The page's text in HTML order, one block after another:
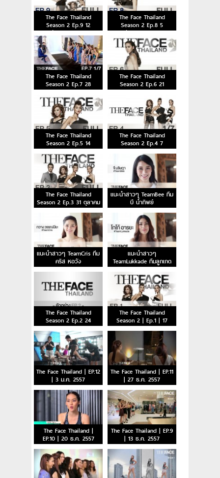
The Face Thailand
Season 2 Ep.9 12
ธันวาคม 2558
The Face Thailand
Season 2 Ep.8 5
ธันวาคม 2558
The Face Thailand
Season 2 Ep.7 28
พฤศจิกายน 2558
The Face Thailand
Season 2 Ep.6 21
พฤศจิกายน 2558
The Face Thailand
Season 2 Ep.5 14
พฤศจิกายน 2558
The Face Thailand
Season 2 Ep.4 7
พฤศจิกายน 2558
The Face Thailand
Season 2 Ep.3 31 ตุลาคม
2558
แนะนำสาวๆ TeamBee ทีม
บี น้ำทิพย์
แนะนำสาวๆ TeamCris ทีม
คริส หอวัง
แนะนำสาวๆ
TeamLukkade ทีมลูกเกด
The Face Thailand
Season 2 Ep.2 24
ตุลาคม 2558
The Face Thailand
Season 2 | Ep.1 | 17
ตุลาคม 2558
The Face Thailand | EP.12
| 3 ม.ค. 2557
The Face Thailand | EP.11
| 27 ธ.ค. 2557
The Face Thailand |
EP.10 | 20 ธ.ค. 2557
The Face Thailand | EP.9
| 13 ธ.ค. 2557